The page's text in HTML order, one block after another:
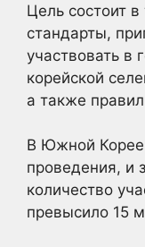
Цель состоит
стандарты,
участвовать в
корейской
а также
В Южной Корее
проведения, и
количество
превысило 15